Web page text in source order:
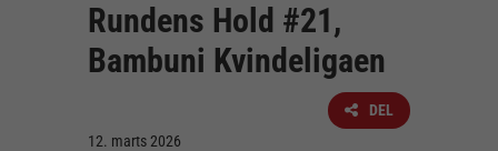
Rundens Hold #21,
Bambuni Kvindeligaen
DEL
12. marts 2026